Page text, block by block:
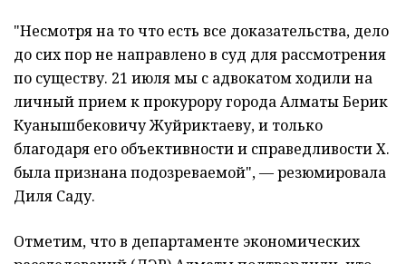
"Несмотря на то что есть все доказательства, дело
до сих пор не направлено в суд для рассмотрения
по существу. 21 июля мы с адвокатом ходили на
личный прием к прокурору города Алматы Берик
Куанышбековичу Жуйриктаеву, и только
благодаря его объективности и справедливости Х.
была признана подозреваемой", — резюмировала
Диля Саду.
Отметим, что в департаменте экономических